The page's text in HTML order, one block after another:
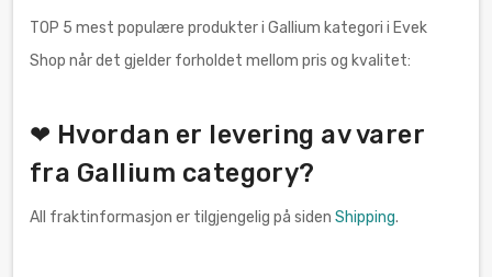
TOP 5 mest populære produkter i Gallium kategori i Evek
Shop når det gjelder forholdet mellom pris og kvalitet:
❤ Hvordan er levering av varer
fra Gallium category?
All fraktinformasjon er tilgjengelig på siden Shipping.